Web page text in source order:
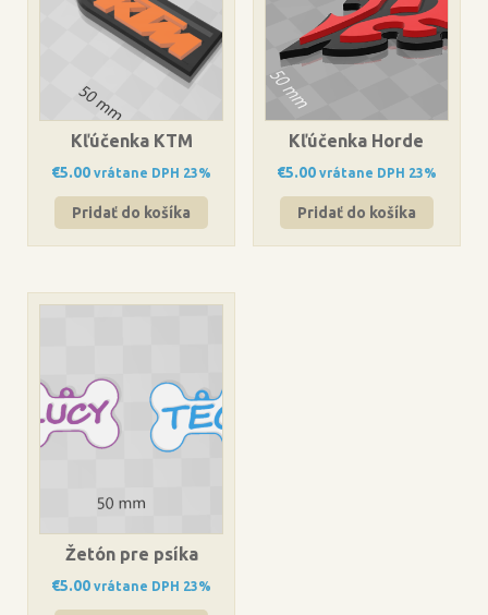
Kľúčenka KTM
€5.00 vrátane DPH 23%
Pridať do košíka
Kľúčenka Horde
€5.00 vrátane DPH 23%
Pridať do košíka
Žetón pre psíka
€5.00 vrátane DPH 23%